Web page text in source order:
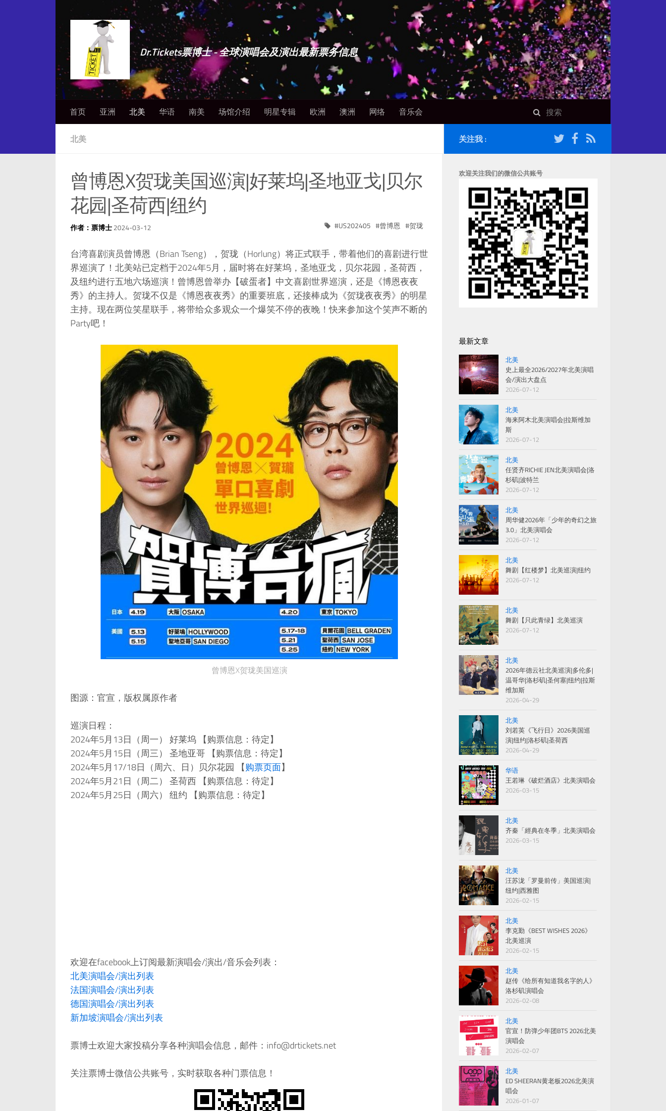
Dr.Tickets票博士 - 全球演唱会及演出最新票务信息
首页 亚洲 北美 华语 南美 场馆介绍 明星专辑 欧洲 澳洲 网络 音乐会
北美
曾博恩X贺珑美国巡演|好莱坞|圣地亚戈|贝尔
花园|圣荷西|纽约
作者：票博士2024-03-12 US202405 曾博恩 贺珑
台湾喜剧演员曾博恩（Brian Tseng），贺珑（Horlung）将正式联手，带着他们的喜剧进行世
界巡演了！北美站已定档于2024年5月，届时将在好莱坞，圣地亚戈，贝尔花园，圣荷西，
及纽约进行五地六场巡演！曾博恩曾举办【破蛋者】中文喜剧世界巡演，还是《博恩夜夜
秀》的主持人。贺珑不仅是《博恩夜夜秀》的重要班底，还接棒成为《贺珑夜夜秀》的明星
主持。现在两位笑星联手，将带给众多观众一个爆笑不停的夜晚！快来参加这个笑声不断的
Party吧！
曾博恩X贺珑美国巡演
图源：官宣，版权属原作者
巡演日程：
2024年5月13日（周一） 好莱坞 【购票信息：待定】
2024年5月15日（周三） 圣地亚哥 【购票信息：待定】
2024年5月17/18日（周六、日）贝尔花园 【购票页面】
2024年5月21日（周二） 圣荷西 【购票信息：待定】
2024年5月25日（周六） 纽约 【购票信息：待定】
欢迎在facebook上订阅最新演唱会/演出/音乐会列表：
北美演唱会/演出列表
法国演唱会/演出列表
德国演唱会/演出列表
新加坡演唱会/演出列表
票博士欢迎大家投稿分享各种演唱会信息，邮件：info@drtickets.net
关注票博士微信公共账号，实时获取各种门票信息！
关注我 :
欢迎关注我们的微信公共账号
最新文章
北美
史上最全2026/2027年北美演唱
会/演出大盘点
2026-07-12
北美
海来阿木北美演唱会|拉斯维加
斯
2026-07-12
北美
任贤齐RICHIE JEN北美演唱会|洛
杉矶|波特兰
2026-07-12
北美
周华健2026年「少年的奇幻之旅
3.0」北美演唱会
2026-07-12
北美
舞剧【红楼梦】北美巡演|纽约
2026-07-12
北美
舞剧【只此青绿】北美巡演
2026-07-12
北美
2026年德云社北美巡演|多伦多|
温哥华|洛杉矶|圣何塞|纽约|拉斯
维加斯
2026-04-29
北美
刘若英《飞行日》2026美国巡
演|纽约|洛杉矶|圣荷西
2026-04-29
华语
王若琳《破烂酒店》北美演唱会
2026-03-15
北美
齐秦「經典在冬季」北美演唱会
2026-03-15
北美
汪苏泷「罗曼前传」美国巡演|
纽约|西雅图
2026-02-15
北美
李克勤《BEST WISHES 2026》
北美巡演
2026-02-15
北美
赵传《给所有知道我名字的人》
洛杉矶演唱会
2026-02-08
北美
官宣！防弹少年团BTS 2026北美
演唱会
2026-02-07
北美
ED SHEERAN黄老板2026北美演
唱会
2026-01-07